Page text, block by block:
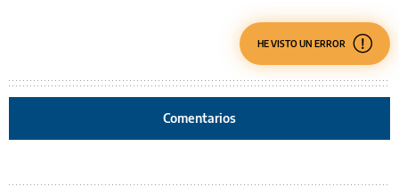
HE VISTO UN ERROR
Comentarios